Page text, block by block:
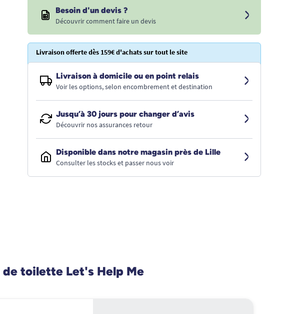
Besoin d'un devis ?
Découvrir comment faire un devis
Livraison offerte dès 159€ d'achats sur tout le site
Livraison à domicile ou en point relais
Voir les options, selon encombrement et destination
Jusqu’à 30 jours pour changer d’avis
Découvrir nos assurances retour
Disponible dans notre magasin près de Lille
Consulter les stocks et passer nous voir
de toilette Let's Help Me